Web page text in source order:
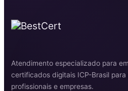
Atendimento especializado para
certificados digitais ICP-Brasil para
profissionais e empresas.